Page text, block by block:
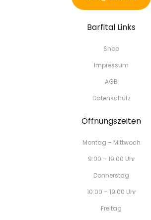
Barfital Links
Shop
Impressum
AGB
Datenschutz
Öffnungszeiten
Montag – Mittwoch
9:00 – 19:00 Uhr
Donnerstag
10:00 – 19:00 Uhr
Freitag